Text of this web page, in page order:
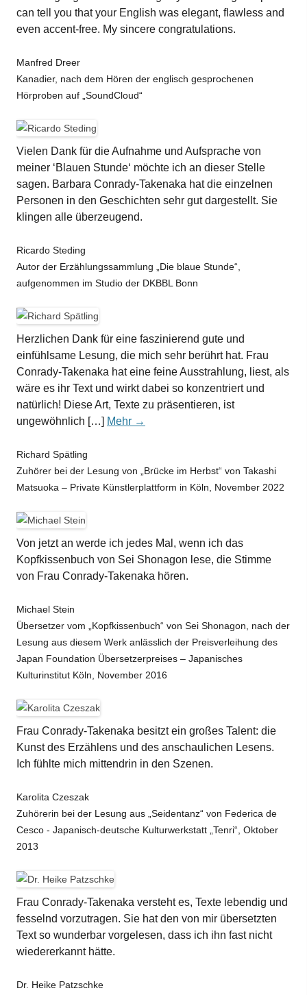
can tell you that your English was elegant, flawless and
even accent-free. My sincere congratulations.
Manfred Dreer
Kanadier, nach dem Hören der englisch gesprochenen
Hörproben auf „SoundCloud“
Vielen Dank für die Aufnahme und Aufsprache von
meiner ‘Blauen Stunde‘ möchte ich an dieser Stelle
sagen. Barbara Conrady-Takenaka hat die einzelnen
Personen in den Geschichten sehr gut dargestellt. Sie
klingen alle überzeugend.
Ricardo Steding
Autor der Erzählungssammlung „Die blaue Stunde“,
aufgenommen im Studio der DKBBL Bonn
Herzlichen Dank für eine faszinierend gute und
einfühlsame Lesung, die mich sehr berührt hat. Frau
Conrady-Takenaka hat eine feine Ausstrahlung, liest, als
wäre es ihr Text und wirkt dabei so konzentriert und
natürlich! Diese Art, Texte zu präsentieren, ist
ungewöhnlich […] Mehr →
Richard Spätling
Zuhörer bei der Lesung von „Brücke im Herbst“ von Takashi
Matsuoka – Private Künstlerplattform in Köln, November 2022
Von jetzt an werde ich jedes Mal, wenn ich das
Kopfkissenbuch von Sei Shonagon lese, die Stimme
von Frau Conrady-Takenaka hören.
Michael Stein
Übersetzer vom „Kopfkissenbuch“ von Sei Shonagon, nach der
Lesung aus diesem Werk anlässlich der Preisverleihung des
Japan Foundation Übersetzerpreises – Japanisches
Kulturinstitut Köln, November 2016
Frau Conrady-Takenaka besitzt ein großes Talent: die
Kunst des Erzählens und des anschaulichen Lesens.
Ich fühlte mich mittendrin in den Szenen.
Karolita Czeszak
Zuhörerin bei der Lesung aus „Seidentanz“ von Federica de
Cesco - Japanisch-deutsche Kulturwerkstatt „Tenri“, Oktober
2013
Frau Conrady-Takenaka versteht es, Texte lebendig und
fesselnd vorzutragen. Sie hat den von mir übersetzten
Text so wunderbar vorgelesen, dass ich ihn fast nicht
wiedererkannt hätte.
Dr. Heike Patzschke